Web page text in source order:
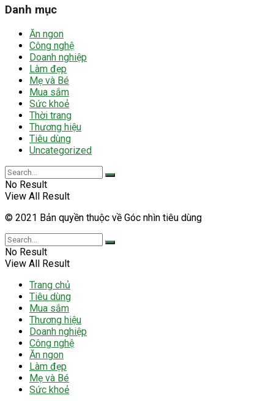
Danh mục
Ăn ngon
Công nghệ
Doanh nghiệp
Làm đẹp
Mẹ và Bé
Mua sắm
Sức khoẻ
Thời trang
Thương hiệu
Tiêu dùng
Uncategorized
No Result
View All Result
© 2021 Bản quyền thuộc về Góc nhìn tiêu dùng
No Result
View All Result
Trang chủ
Tiêu dùng
Mua sắm
Thương hiệu
Doanh nghiệp
Công nghệ
Ăn ngon
Làm đẹp
Mẹ và Bé
Sức khoẻ